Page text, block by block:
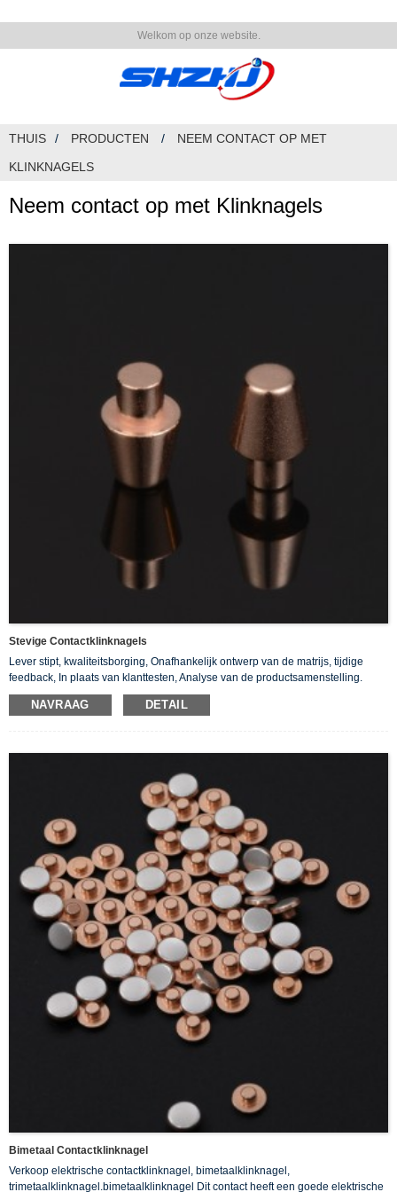
Welkom op onze website.
THUIS PRODUCTEN
NEEM CONTACT OP MET
KLINKNAGELS
Neem contact op met Klinknagels
Stevige Contactklinknagels
Lever stipt, kwaliteitsborging, Onafhankelijk ontwerp van de matrijs, tijdige
feedback, In plaats van klanttesten, Analyse van de productsamenstelling.
NAVRAAG DETAIL
Bimetaal Contactklinknagel
Verkoop elektrische contactklinknagel, bimetaalklinknagel,
trimetaalklinknagel.bimetaalklinknagel Dit contact heeft een goede elektrische